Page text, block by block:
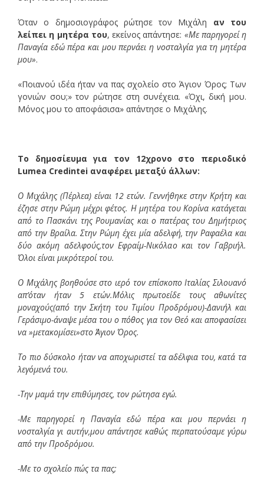
Όταν ο δημοσιογράφος ρώτησε τον Μιχάλη αν του
λείπει η μητέρα του, εκείνος απάντησε: «Με παρηγορεί η
Παναγία εδώ πέρα και μου περνάει η νοσταλγία για τη μητέρα
μου».
«Ποιανού ιδέα ήταν να πας σχολείο στο Άγιον Όρος; Των
γονιών σου;» τον ρώτησε στη συνέχεια. «Όχι, δική μου.
Μόνος μου το αποφάσισα» απάντησε ο Μιχάλης.
Το δημοσίευμα για τον 12χρονο στο περιοδικό
Lumea Credintei αναφέρει μεταξύ άλλων:
Ο Μιχάλης (Πέρλεα) είναι 12 ετών. Γεννήθηκε στην Κρήτη και
έζησε στην Ρώμη μέχρι φέτος. Η μητέρα του Κορίνα κατάγεται
από το Πασκάνι της Ρουμανίας και ο πατέρας του Δημήτριος
από την Βραίλα. Στην Ρώμη έχει μία αδελφή, την Ραφαέλα και
δύο ακόμη αδελφούς,τον Εφραίμ-Νικόλαο και τον Γαβριήλ.
Όλοι είναι μικρότεροί του.
Ο Μιχάλης βοηθούσε στο ιερό τον επίσκοπο Ιταλίας Σιλουανό
απ’όταν ήταν 5 ετών.Μόλις πρωτοείδε τους αθωνίτες
μοναχούς(από την Σκήτη του Τιμίου Προδρόμου)-Δανιήλ και
Γεράσιμο-άναψε μέσα του ο πόθος για τον Θεό και αποφασίσει
να »μετακομίσει»στο Άγιον Όρος.
Το πιο δύσκολο ήταν να αποχωριστεί τα αδέλφια του, κατά τα
λεγόμενά του.
-Την μαμά την επιθύμησες, τον ρώτησα εγώ.
-Με παρηγορεί η Παναγία εδώ πέρα και μου περνάει η
νοσταλγία γι αυτήν,μου απάντησε καθώς περπατούσαμε γύρω
από την Προδρόμου.
-Με το σχολείο πώς τα πας;